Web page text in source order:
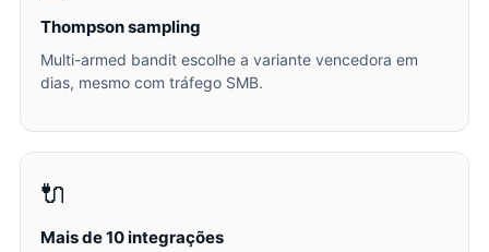
Thompson sampling
Multi-armed bandit escolhe a variante vencedora em
dias, mesmo com tráfego SMB.
🔌
Mais de 10 integrações